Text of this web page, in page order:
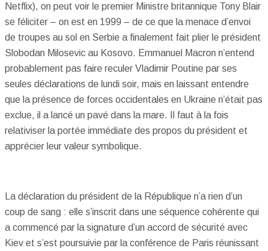
Netflix), on peut voir le premier Ministre britannique Tony Blair
se féliciter – on est en 1999 – de ce que la menace d’envoi
de troupes au sol en Serbie a finalement fait plier le président
Slobodan Milosevic au Kosovo. Emmanuel Macron n’entend
probablement pas faire reculer Vladimir Poutine par ses
seules déclarations de lundi soir, mais en laissant entendre
que la présence de forces occidentales en Ukraine n’était pas
exclue, il a lancé un pavé dans la mare. Il faut à la fois
relativiser la portée immédiate des propos du président et
apprécier leur valeur symbolique.
La déclaration du président de la République n’a rien d’un
coup de sang : elle s’inscrit dans une séquence cohérente qui
a commencé par la signature d’un accord de sécurité avec
Kiev et s’est poursuivie par la conférence de Paris réunissant